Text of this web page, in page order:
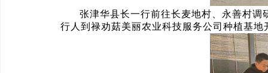
张津华县长一行前往长麦地村、永善村
行人到禄劝菇美丽农业科技服务公司种植基